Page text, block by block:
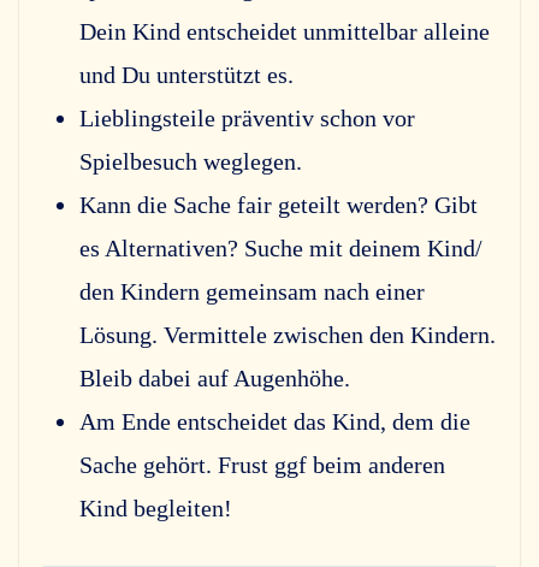
Dein Kind entscheidet unmittelbar alleine
und Du unterstützt es.
Lieblingsteile präventiv schon vor
Spielbesuch weglegen.
Kann die Sache fair geteilt werden? Gibt
es Alternativen? Suche mit deinem Kind/
den Kindern gemeinsam nach einer
Lösung. Vermittele zwischen den Kindern.
Bleib dabei auf Augenhöhe.
Am Ende entscheidet das Kind, dem die
Sache gehört. Frust ggf beim anderen
Kind begleiten!